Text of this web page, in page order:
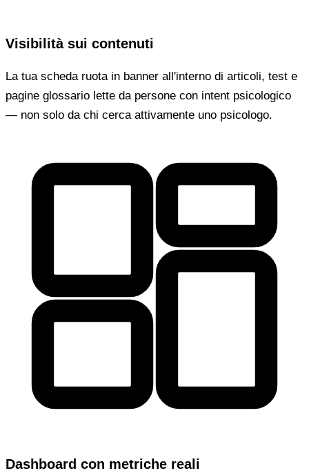
Visibilità sui contenuti
La tua scheda ruota in banner all'interno di articoli, test e
pagine glossario lette da persone con intent psicologico
— non solo da chi cerca attivamente uno psicologo.
Dashboard con metriche reali